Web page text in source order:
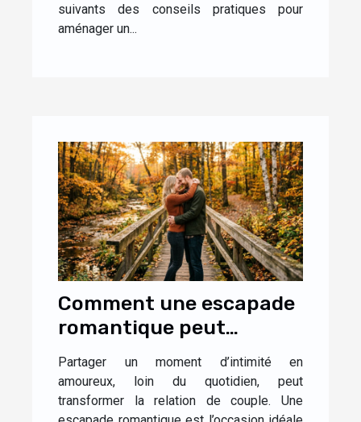
suivants des conseils pratiques pour
aménager un...
Comment une escapade
romantique peut
renforcer la complicité
dans le couple ?
Partager un moment d’intimité en
amoureux, loin du quotidien, peut
transformer la relation de couple. Une